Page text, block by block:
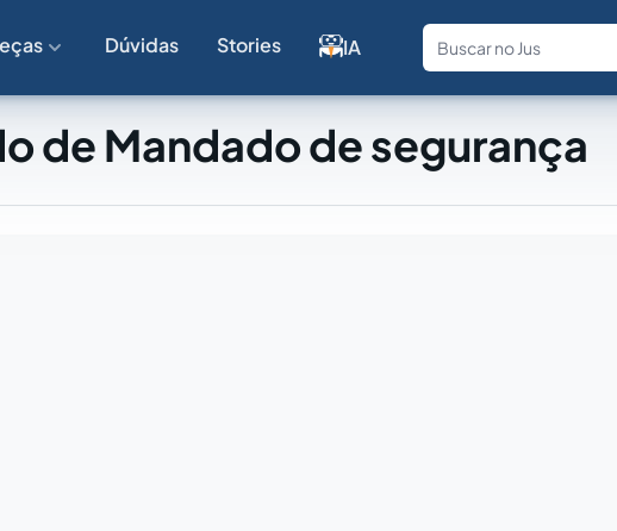
Dúvidas Stories IA
Fale com
de Mandado de segurança